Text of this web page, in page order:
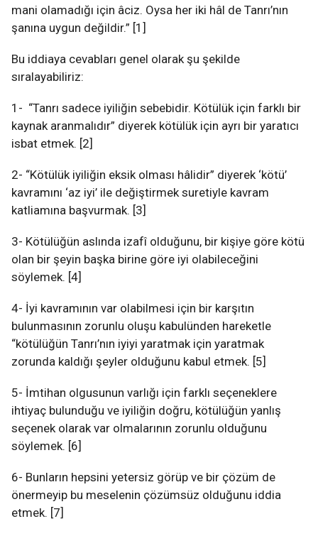
mani olamadığı için âciz. Oysa her iki hâl de Tanrı’nın
şanına uygun değildir.” [1]
Bu iddiaya cevabları genel olarak şu şekilde
sıralayabiliriz:
1- “Tanrı sadece iyiliğin sebebidir. Kötülük için farklı bir
kaynak aranmalıdır” diyerek kötülük için ayrı bir yaratıcı
isbat etmek. [2]
2- “Kötülük iyiliğin eksik olması hâlidir” diyerek ‘kötü’
kavramını ‘az iyi’ ile değiştirmek suretiyle kavram
katliamına başvurmak. [3]
3- Kötülüğün aslında izafî olduğunu, bir kişiye göre kötü
olan bir şeyin başka birine göre iyi olabileceğini
söylemek. [4]
4- İyi kavramının var olabilmesi için bir karşıtın
bulunmasının zorunlu oluşu kabulünden hareketle
“kötülüğün Tanrı’nın iyiyi yaratmak için yaratmak
zorunda kaldığı şeyler olduğunu kabul etmek. [5]
5- İmtihan olgusunun varlığı için farklı seçeneklere
ihtiyaç bulunduğu ve iyiliğin doğru, kötülüğün yanlış
seçenek olarak var olmalarının zorunlu olduğunu
söylemek. [6]
6- Bunların hepsini yetersiz görüp ve bir çözüm de
önermeyip bu meselenin çözümsüz olduğunu iddia
etmek. [7]